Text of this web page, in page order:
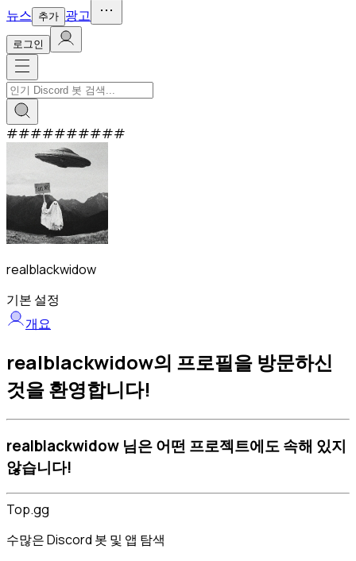
뉴스 추가 광고
로그인
##########
realblackwidow
기본 설정
개요
realblackwidow의 프로필을 방문하신
것을 환영합니다!
realblackwidow 님은 어떤 프로젝트에도 속해 있지
않습니다!
Top.gg
수많은 Discord 봇 및 앱 탐색